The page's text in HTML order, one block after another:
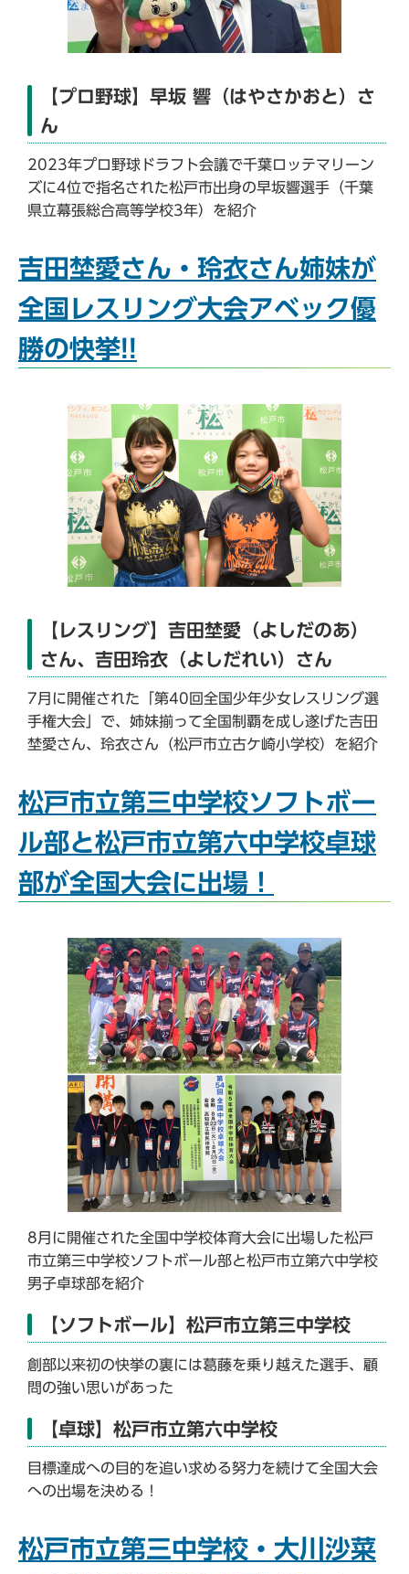
【プロ野球】早坂 響（はやさかおと）さ
ん
2023年プロ野球ドラフト会議で千葉ロッテマリーン
ズに4位で指名された松戸市出身の早坂響選手（千葉
県立幕張総合高等学校3年）を紹介
吉田埜愛さん・玲衣さん姉妹が
全国レスリング大会アベック優
勝の快挙!!
【レスリング】吉田埜愛（よしだのあ）
さん、吉田玲衣（よしだれい）さん
7月に開催された「第40回全国少年少女レスリング選
手権大会」で、姉妹揃って全国制覇を成し遂げた吉田
埜愛さん、玲衣さん（松戸市立古ケ崎小学校）を紹介
松戸市立第三中学校ソフトボー
ル部と松戸市立第六中学校卓球
部が全国大会に出場！
8月に開催された全国中学校体育大会に出場した松戸
市立第三中学校ソフトボール部と松戸市立第六中学校
男子卓球部を紹介
【ソフトボール】松戸市立第三中学校
創部以来初の快挙の裏には葛藤を乗り越えた選手、顧
問の強い思いがあった
【卓球】松戸市立第六中学校
目標達成への目的を追い求める努力を続けて全国大会
への出場を決める！
松戸市立第三中学校・大川沙菜